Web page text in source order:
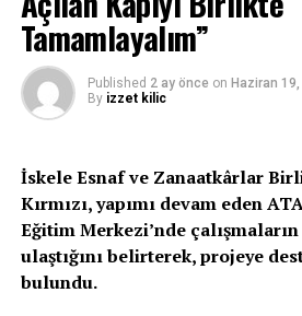
geneline elektrik enerjisi verildi
Tamamlayalım”
Published 2 ay önce on Haziran
By izzet kilic
İskele Esnaf ve Zanaatkârlar
Kırmızı, yapımı devam eden
Eğitim Merkezi’nde
ulaştığını belirterek, projeye
bulundu.